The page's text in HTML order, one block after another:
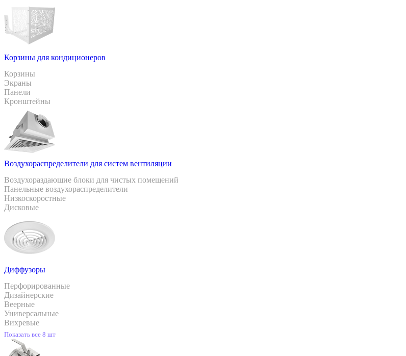
Корзины для кондиционеров
Корзины
Экраны
Панели
Кронштейны
Воздухораспределители для систем вентиляции
Воздухораздающие блоки для чистых помещений
Панельные воздухораспределители
Низкоскоростные
Дисковые
Диффузоры
Перфорированные
Дизайнерские
Веерные
Универсальные
Вихревые
Показать все 8 шт